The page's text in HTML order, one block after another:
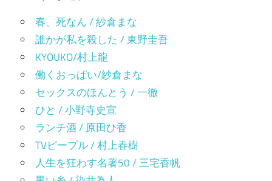
ま
ョ
ン
春、死なん / 紗倉まな
誰かが私を殺した / 東野圭吾
KYOUKO/村上龍
働くおっぱい/紗倉まな
セックスのほんとう / 一徹
ひと / 小野寺史宣
ランチ酒 / 原田ひ香
TVピープル / 村上春樹
人生を狂わす名著50 / 三宅香帆